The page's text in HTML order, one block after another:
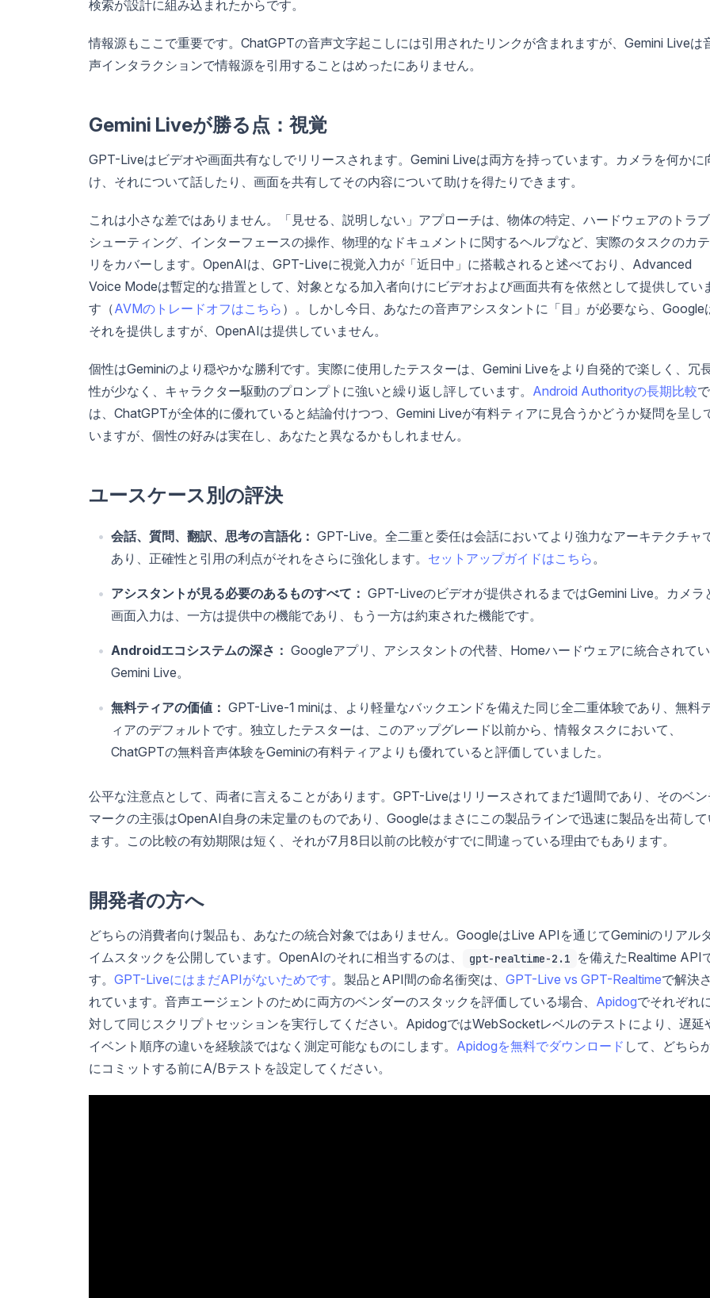
検索が設計に組み込まれたからです。
情報源もここで重要です。ChatGPTの音声文字起こしには引用されたリンクが含まれますが、Gemini Liveは
声インタラクションで情報源を引用することはめったにありません。
Gemini Liveが勝る点：視覚
GPT-Liveはビデオや画面共有なしでリリースされます。Gemini Liveは両方を持っています。カメラを何かに
け、それについて話したり、画面を共有してその内容について助けを得たりできます。
これは小さな差ではありません。「見せる、説明しない」アプローチは、物体の特定、ハードウェアのトラ
シューティング、インターフェースの操作、物理的なドキュメントに関するヘルプなど、実際のタスクのカ
リをカバーします。OpenAIは、GPT-Liveに視覚入力が「近日中」に搭載されると述べており、Advanced
Voice Modeは暫定的な措置として、対象となる加入者向けにビデオおよび画面共有を依然として提供してい
す（AVMのトレードオフはこちら ）。しかし今日、あなたの音声アシスタントに「目」が必要なら、Google
それを提供しますが、OpenAIは提供していません。
個性はGeminiのより穏やかな勝利です。実際に使用したテスターは、Gemini Liveをより自発的で楽しく、冗
性が少なく、キャラクター駆動のプロンプトに強いと繰り返し評しています。 Android Authorityの長期比較で
は、ChatGPTが全体的に優れていると結論付けつつ、Gemini Liveが有料ティアに見合うかどうか疑問を呈し
いますが、個性の好みは実在し、あなたと異なるかもしれません。
ユースケース別の評決
会話、質問、翻訳、思考の言語化： GPT-Live。全二重と委任は会話においてより強力なアーキテクチャ
あり、正確性と引用の利点がそれをさらに強化します。 セットアップガイドはこちら 。
アシスタントが見る必要のあるものすべて： GPT-Liveのビデオが提供されるまではGemini Live。カメラ
画面入力は、一方は提供中の機能であり、もう一方は約束された機能です。
Androidエコシステムの深さ： Googleアプリ、アシスタントの代替、Homeハードウェアに統合されて
Gemini Live。
無料ティアの価値： GPT-Live-1 miniは、より軽量なバックエンドを備えた同じ全二重体験であり、無料
ィアのデフォルトです。独立したテスターは、このアップグレード以前から、情報タスクにおいて、
ChatGPTの無料音声体験をGeminiの有料ティアよりも優れていると評価していました。
公平な注意点として、両者に言えることがあります。GPT-Liveはリリースされてまだ1週間であり、そのベン
マークの主張はOpenAI自身の未定量のものであり、Googleはまさにこの製品ラインで迅速に製品を出荷して
ます。この比較の有効期限は短く、それが7月8日以前の比較がすでに間違っている理由でもあります。
開発者の方へ
どちらの消費者向け製品も、あなたの統合対象ではありません。GoogleはLive APIを通じてGeminiのリアルタ
イムスタックを公開しています。OpenAIのそれに相当するのは、
gpt-realtime-2.1
を備えたRealtime API
す。 GPT-LiveにはまだAPIがないためです。製品とAPI間の命名衝突は、 GPT-Live vs GPT-Realtimeで解決さ
れています。音声エージェントのために両方のベンダーのスタックを評価している場合、 Apidogでそれぞれ
対して同じスクリプトセッションを実行してください。ApidogではWebSocketレベルのテストにより、遅延
イベント順序の違いを経験談ではなく測定可能なものにします。 Apidogを無料でダウンロード して、どちら
にコミットする前にA/Bテストを設定してください。